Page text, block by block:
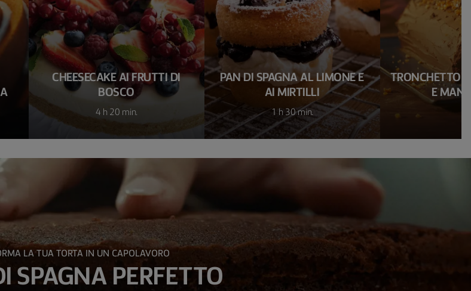
CHEESECAKE AI FRUTTI DI
BOSCO
4 h 20 min.
PAN DI SPAGNA AL LIMONE E
AI MIRTILLI
1 h 30 min.
TRONCHETTO
E
LA TUA TORTA IN UN CAPOLAVORO
SPAGNA PERFETTO